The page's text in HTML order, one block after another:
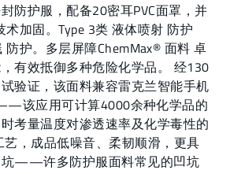
防护服，配备20密耳PVC面罩，并
加固。Type 3类 液体喷射 防护
防护。多层屏障ChemMax® 面料 卓
有效抵御多种危险化学品。 经130
验证，该面料兼容雷克兰智能手机
该应用可计算4000余种化学品的
考量温度对渗透速率及化学毒性的
，成品低噪音、柔韧顺滑，更具
坑——许多防护服面料常见的凹坑